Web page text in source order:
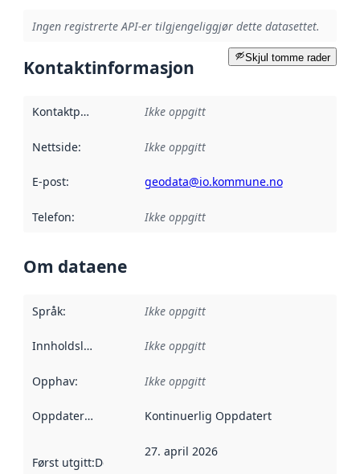
Ingen registrerte API-er tilgjengeliggjør dette datasettet.
Skjul tomme rader
Kontaktinformasjon
Kontaktpunkt Ikke oppgitt
Nettside: Ikke oppgitt
E-post: geodata@io.kommune.no
Telefon: Ikke oppgitt
Om dataene
Språk: Ikke oppgitt
Innholdsleverandører :
Ikke oppgitt
Opphav: Ikke oppgitt
Oppdateringsfrekvens :
Kontinuerlig Oppdatert
Først utgitt:Denne datoen sier når dataene i dette
27. april 2026